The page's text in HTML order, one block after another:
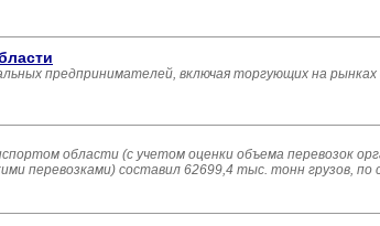
предпринимателей, включая торгующих на рынках
области (с учетом оценки объема перевозок
перевозками) составил 62699,4 тыс. тонн грузов, по